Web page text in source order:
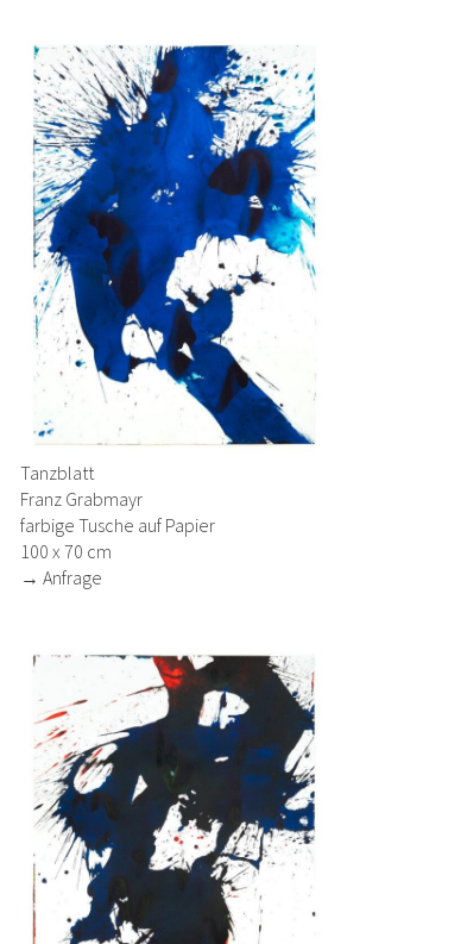
Tanzblatt
Franz Grabmayr
farbige Tusche auf Papier
100 x 70 cm
→ Anfrage